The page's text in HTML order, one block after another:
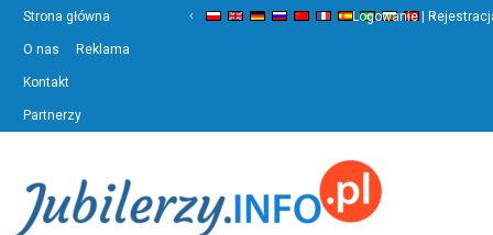
Strona główna
O nas Reklama
Kontakt
Partnerzy
‹ ›
Logowanie |